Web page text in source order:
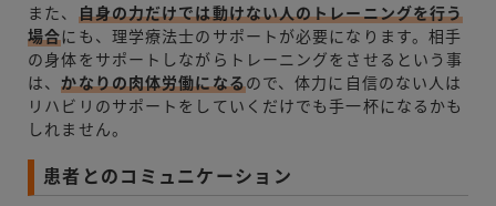
また、 自身の力だけでは動けない人のトレーニングを行う
場合にも、理学療法士のサポートが必要になります。相手
の身体をサポートしながらトレーニングをさせるという事
は、かなりの肉体労働になるので、体力に自信のない人は
リハビリのサポートをしていくだけでも手一杯になるかも
しれません。
患者とのコミュニケーション